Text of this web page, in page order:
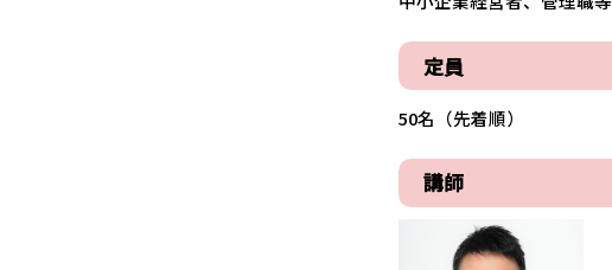
定員
50名（先着順）
講師